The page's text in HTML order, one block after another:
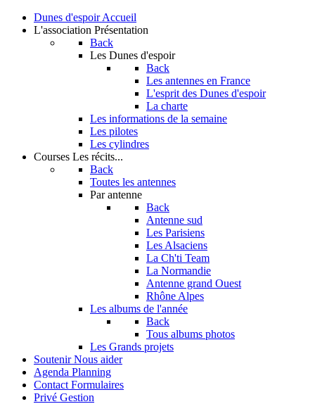
Dunes d'espoir Accueil
L'association Présentation
Back
Les Dunes d'espoir
Back
Les antennes en France
L'esprit des Dunes d'espoir
La charte
Les informations de la semaine
Les pilotes
Les cylindres
Courses Les récits...
Back
Toutes les antennes
Par antenne
Back
Antenne sud
Les Parisiens
Les Alsaciens
La Ch'ti Team
La Normandie
Antenne grand Ouest
Rhône Alpes
Les albums de l'année
Back
Tous albums photos
Les Grands projets
Soutenir Nous aider
Agenda Planning
Contact Formulaires
Privé Gestion